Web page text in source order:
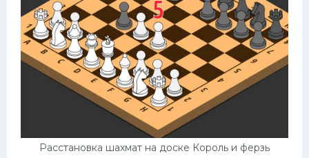
Расстановка шахмат на доске Король и ферзь